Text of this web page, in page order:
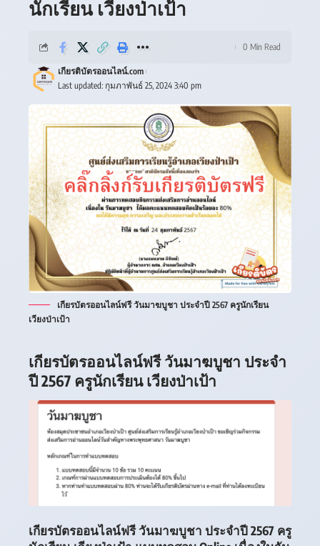
นักเรียน เวียงป่าเป้า
Last updated: กุมภาพันธ์ 25, 2024 3:40 pm
เกียรติบัตรออนไลน์.com
0 Min Read
เกียรบัตรออนไลน์ฟรี วันมาฆบูชา ประจำปี 2567 ครูนักเรียน
เวียงป่าเป้า
เกียรบัตรออนไลน์ฟรี วันมาฆบูชา ประจำ
ปี 2567 ครูนักเรียน เวียงป่าเป้า
เกียรบัตรออนไลน์ฟรี วันมาฆบูชา ประจำปี 2567 ครู